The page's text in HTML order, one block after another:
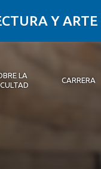
Y ARTE
LA
CARRERA